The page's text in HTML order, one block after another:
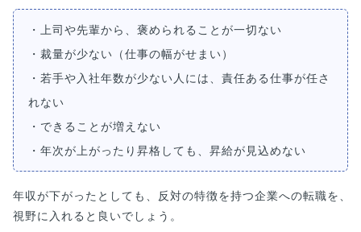
・上司や先輩から、褒められることが一切ない
・裁量が少ない（仕事の幅がせまい）
・若手や入社年数が少ない人には、責任ある仕事が任さ
れない
・できることが増えない
・年次が上がったり昇格しても、昇給が見込めない
年収が下がったとしても、反対の特徴を持つ企業への転職を、
視野に入れると良いでしょう。